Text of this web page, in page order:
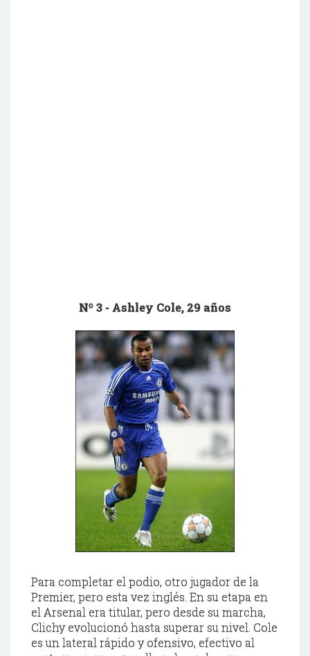
Nº 3 -AshleyCole, 29 años
Para completar el podio, otro jugador de la
Premier, pero esta vez inglés. En su etapa en
el Arsenal era titular, pero desde su marcha,
Clichyevolucionó hasta superar su nivel. Cole
es un lateral rápido y ofensivo, efectivo al